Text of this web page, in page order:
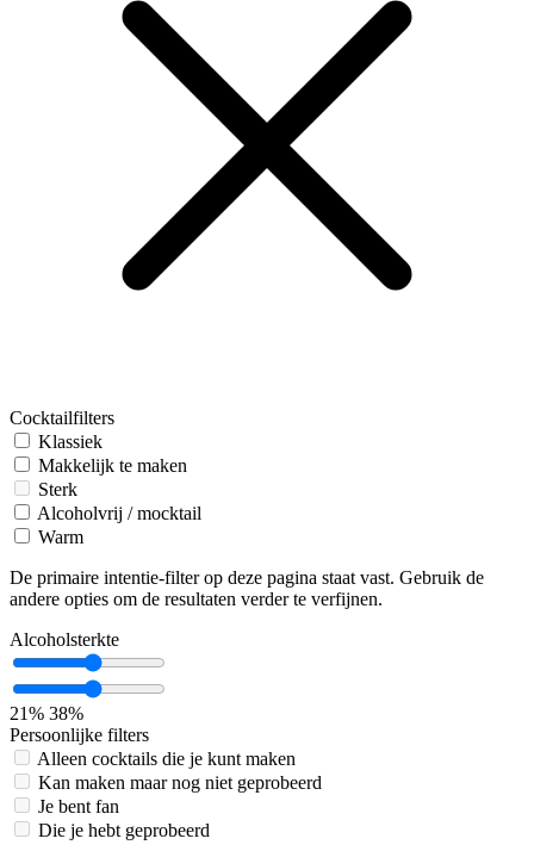
Cocktailfilters
Klassiek
Makkelijk te maken
Sterk
Alcoholvrij / mocktail
Warm
De primaire intentie-filter op deze pagina staat vast. Gebruik de
andere opties om de resultaten verder te verfijnen.
Alcoholsterkte
21% 38%
Persoonlijke filters
Alleen cocktails die je kunt maken
Kan maken maar nog niet geprobeerd
Je bent fan
Die je hebt geprobeerd